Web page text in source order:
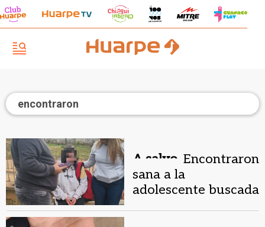
encontraron
A salvo. Encontraron
sana a la
adolescente buscada